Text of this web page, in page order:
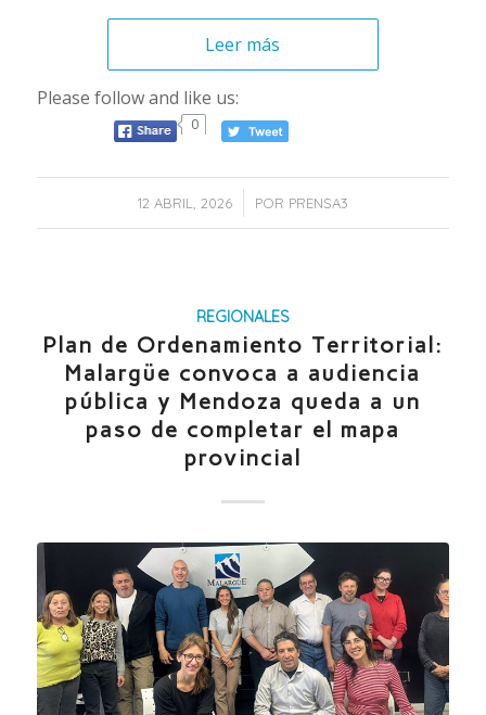
Leer más
Please follow and like us:
0
12 ABRIL, 2026
/ POR PRENSA3
REGIONALES
Plan de Ordenamiento Territorial:
Malargüe convoca a audiencia
pública y Mendoza queda a un
paso de completar el mapa
provincial